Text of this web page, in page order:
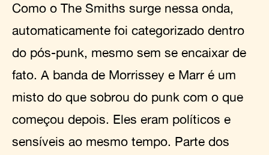
Como o The Smiths surge nessa onda,
automaticamente foi categorizado dentro
do pós-punk, mesmo sem se encaixar de
fato. A banda de Morrissey e Marr é um
misto do que sobrou do punk com o que
começou depois. Eles eram políticos e
sensíveis ao mesmo tempo. Parte dos